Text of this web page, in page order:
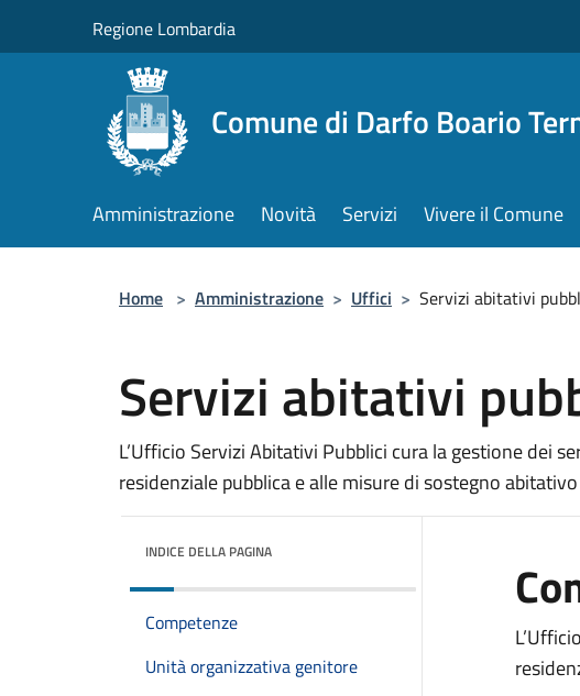
Regione Lombardia
Comune di Darfo Boario
Amministrazione Novità Servizi Vivere il Comune
Home > Amministrazione > Uffici > Servizi abitativi
Servizi abitativi
L’Ufficio Servizi Abitativi Pubblici cura la gestione dei
residenziale pubblica e alle misure di sostegno
INDICE DELLA PAGINA
Competenze
Unità organizzativa genitore